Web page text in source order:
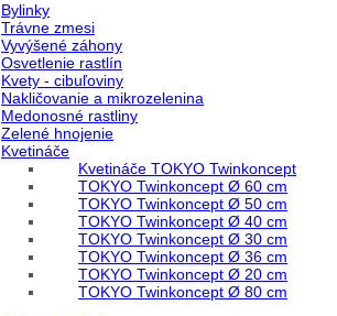
Bylinky
Trávne zmesi
Vyvýšené záhony
Osvetlenie rastlín
Kvety - cibuľoviny
Nakličovanie a mikrozelenina
Medonosné rastliny
Zelené hnojenie
Kvetináče
Kvetináče TOKYO Twinkoncept
TOKYO Twinkoncept Ø 60 cm
TOKYO Twinkoncept Ø 50 cm
TOKYO Twinkoncept Ø 40 cm
TOKYO Twinkoncept Ø 30 cm
TOKYO Twinkoncept Ø 36 cm
TOKYO Twinkoncept Ø 20 cm
TOKYO Twinkoncept Ø 80 cm